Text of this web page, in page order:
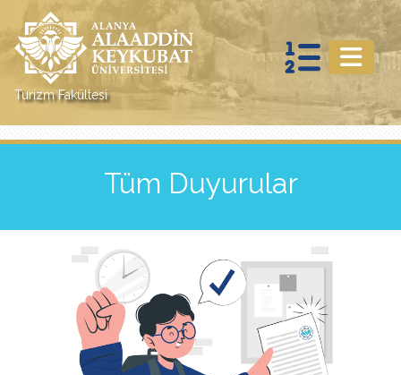
Turizm Fakültesi
Tüm Duyurular